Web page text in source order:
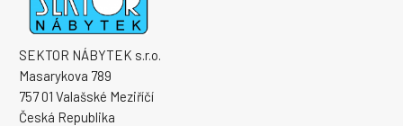
SEKTOR NÁBYTEK s.r.o.
Masarykova 789
757 01 Valašské Meziříčí
Česká Republika